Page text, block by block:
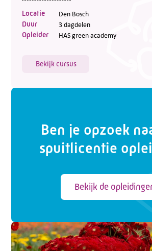
Locatie Den Bosch
Duur 3 dagdelen
Opleider HAS green academy
Bekijk cursus
Ben je opzoek
spuitlicentie
Bekijk de